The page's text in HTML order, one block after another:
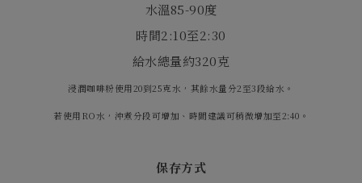
水溫85-90度
時間2:10至2:30
給水總量約320克
浸潤咖啡粉使用20到25克水，其餘水量分2至3段給水。
若使用RO水，沖煮分段可增加、時間建議可稍微增加至2:40。
保存方式